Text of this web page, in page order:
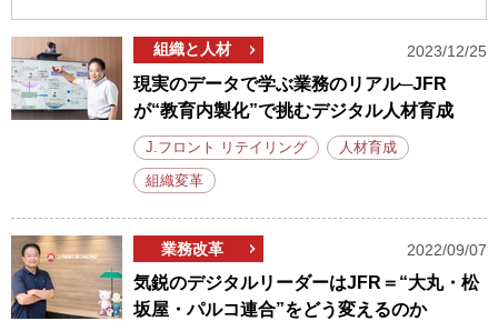
組織と人材 2023/12/25
現実のデータで学ぶ業務のリアル─JFR
が“教育内製化”で挑むデジタル人材育成
J.フロント リテイリング 人材育成
組織変革
業務改革 2022/09/07
気鋭のデジタルリーダーはJFR＝“大丸・松
坂屋・パルコ連合”をどう変えるのか